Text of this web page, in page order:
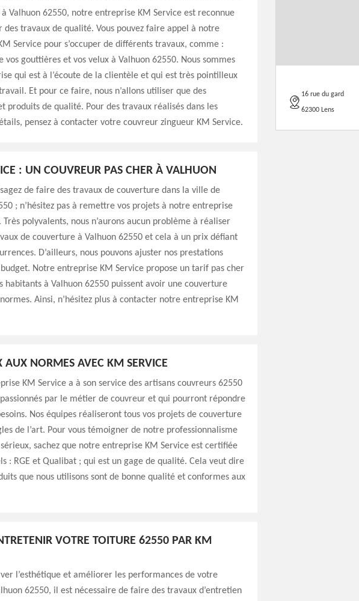
Valhuon 62550, notre entreprise KM Service est reconnue
des travaux de qualité. Vous pouvez faire appel à notre
Service pour s’occuper de différents travaux, comme :
vos gouttières et vos velux à Valhuon 62550. Nous sommes
qui est à l’écoute de la clientèle et qui est très pointilleux
Et pour ce faire, nous n’allons utiliser que des
produits de qualité. Pour des travaux réalisés dans les
pensez à contacter votre couvreur zingueur KM Service.
: UN COUVREUR PAS CHER À VALHUON
de faire des travaux de couverture dans la ville de
; n’hésitez pas à remettre vos projets à notre entreprise
Très polyvalents, nous n’aurons aucun problème à réaliser
de couverture à Valhuon 62550 et cela à un prix défiant
D’ailleurs, nous pouvons ajuster nos prestations
Notre entreprise KM Service propose un tarif pas cher
habitants à Valhuon 62550 puissent avoir une couverture
Ainsi, n’hésitez plus à contacter notre entreprise KM
AUX NORMES AVEC KM SERVICE
KM Service a à son service des artisans couvreurs 62550
par le métier de couvreur et qui pourront répondre
Nos équipes réaliseront tous vos projets de couverture
de l’art. Pour vous témoigner de notre professionnalisme
sachez que notre entreprise KM Service est certifiée
: RGE et Qualibat ; qui est un gage de qualité. Cela veut dire
que nous utilisons sont de bonne qualité et conformes aux
VOTRE TOITURE 62550 PAR KM
l’esthétique et améliorer les performances de votre
62550, il est nécessaire de faire des travaux d’entretien
16 rue du gard
62300 Lens